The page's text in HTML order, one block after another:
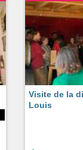
Visite de la
Louis